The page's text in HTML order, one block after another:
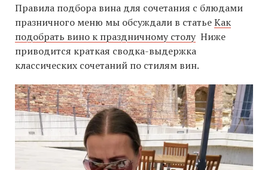
Правила подбора вина для сочетания с блюдами
празничного меню мы обсуждали в статьеКак
подобрать вино к праздничному столуНиже
приводится краткая сводка-выдержка
классических сочетаний по стилям вин.